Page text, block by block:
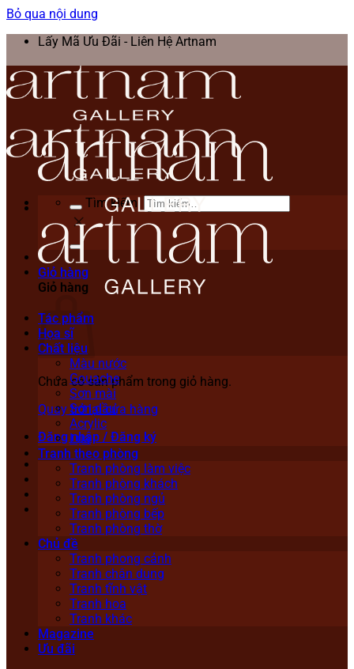
Bỏ qua nội dung
Lấy Mã Ưu Đãi - Liên Hệ Artnam
Tìm kiếm:
Giỏ hàng
Giỏ hàng
Chưa có sản phẩm trong giỏ hàng.
Quay trở lại cửa hàng
Đăng nhập / Đăng ký
Tác phẩm
Họa sĩ
Chất liệu
Màu nước
Gouache
Sơn mài
Sơn dầu
Acrylic
Lụa
Tranh theo phòng
Tranh phòng làm việc
Tranh phòng khách
Tranh phòng ngủ
Tranh phòng bếp
Tranh phòng thờ
Chủ đề
Tranh phong cảnh
Tranh chân dung
Tranh tĩnh vật
Tranh hoa
Tranh khác
Magazine
Ưu đãi